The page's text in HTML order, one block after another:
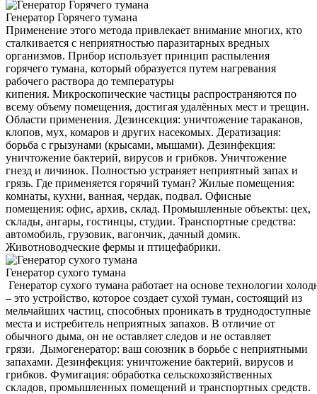
Генератор Горячего тумана
Применение этого метода привлекает внимание многих, кто
сталкивается с неприятностью паразитарных вредных
организмов. Прибор использует принцип распыления
горячего тумана, который образуется путем нагревания
рабочего раствора до температуры
кипения. Микроскопические частицы распространяются по
всему объему помещения, достигая удалённых мест и трещин.
Области применения. Дезинсекция: уничтожение тараканов,
клопов, мух, комаров и других насекомых. Дератизация:
борьба с грызунами (крысами, мышами). Дезинфекция:
уничтожение бактерий, вирусов и грибков. Уничтожение
гнезд и личинок. Полностью устраняет неприятный запах и
грязь. Где применяется горячий туман? Жилые помещения:
комнаты, кухни, ванная, чердак, подвал. Офисные
помещения: офис, архив, склад. Промышленные объекты: цех,
склады, ангары, гостинцы, студии. Транспортные средства:
автомобиль, грузовик, вагончик, дачный домик.
Животноводческие фермы и птицефабрики.
Генератор сухого тумана
Генератор сухого тумана работает на основе технологии
– это устройство, которое создает сухой туман, состоящий из
мельчайших частиц, способных проникать в труднодоступные
места и истребитель неприятных запахов. В отличие от
обычного дыма, он не оставляет следов и не оставляет
грязи. Дымогенератор: ваш союзник в борьбе с неприятными
запахами. Дезинфекция: уничтожение бактерий, вирусов и
грибков. Фумигация: обработка сельскохозяйственных
складов, промышленных помещений и транспортных средств.